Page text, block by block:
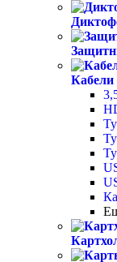
Кабели